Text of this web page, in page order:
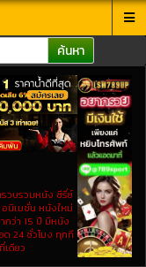
ค้นหา
รวบรวมหนัง ซีรี่ย์
นิเมชั่น หนังใหม่
กว่า 15 ปี มีหนัง
ด 24 ชั่วโมง ทุกที
เดียว